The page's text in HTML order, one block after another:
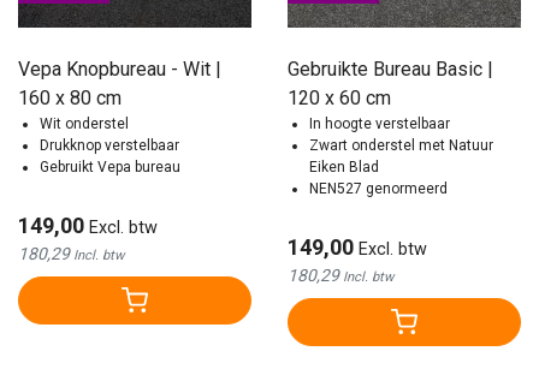
Vepa Knopbureau - Wit |
160 x 80 cm
Wit onderstel
Drukknop verstelbaar
Gebruikt Vepa bureau
149,00 Excl. btw
180,29 Incl. btw
Gebruikte Bureau Basic |
120 x 60 cm
In hoogte verstelbaar
Zwart onderstel met Natuur
Eiken Blad
NEN527 genormeerd
149,00 Excl. btw
180,29 Incl. btw